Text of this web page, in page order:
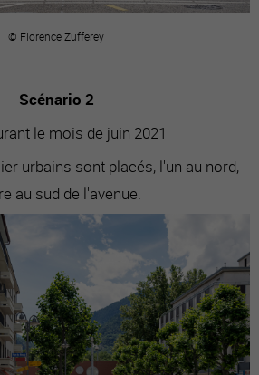
© Florence Zufferey
Scénario 2
le mois de juin 2021
urbains sont placés, l'un au nord,
au sud de l'avenue.